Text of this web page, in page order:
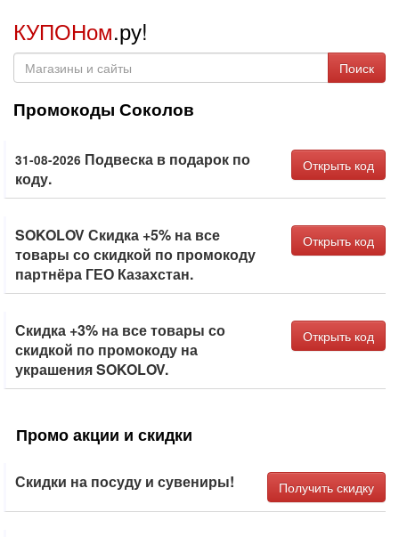
КУПОНом.ру!
Поиск
Промокоды Соколов
31-08-2026 Подвеска в подарок по
коду.
Открыть код
SOKOLOV Скидка +5% на все
товары со скидкой по промокоду
партнёра ГЕО Казахстан.
Открыть код
Скидка +3% на все товары со
скидкой по промокоду на
украшения SOKOLOV.
Открыть код
Промо акции и скидки
Скидки на посуду и сувениры! Получить скидку